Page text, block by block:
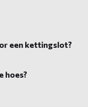
een kettingslot?
hoes?